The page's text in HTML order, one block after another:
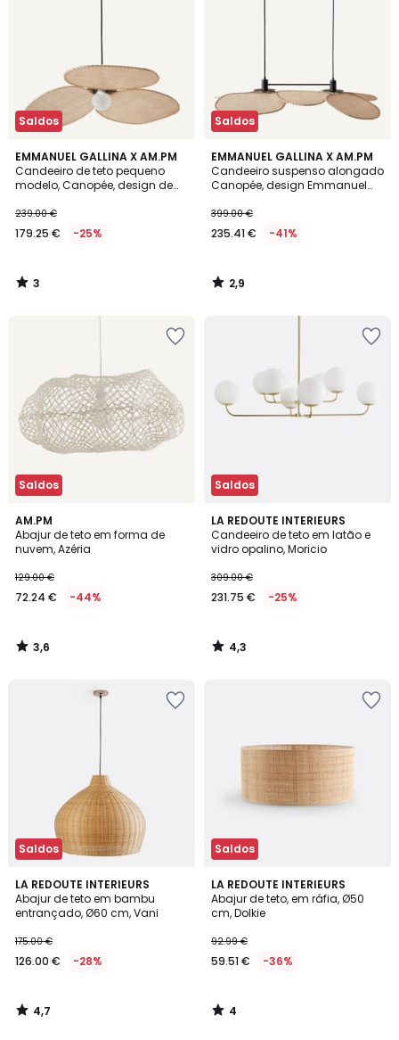
Saldos
EMMANUEL GALLINA X AM.PM
Candeeiro de teto pequeno
modelo, Canopée, design de
239.00 €
179.25 € -25%
3
/
5
3
/
Saldos
EMMANUEL GALLINA X AM.PM
Candeeiro suspenso alongado
Canopée, design Emmanuel
399.00 €
235.41 € -41%
2,9
/ 5
2,9
/
Saldos
AM.PM
Abajur de teto em forma de
nuvem, Azéria
129.00 €
72.24 € -44%
3,6
/ 5
3,6
/
Saldos
LA REDOUTE INTERIEURS
Candeeiro de teto em latão e
vidro opalino, Moricio
309.00 €
231.75 € -25%
4,3
/ 5
4,3
/
Saldos
LA REDOUTE INTERIEURS
Abajur de teto em bambu
entrançado, Ø60 cm, Vani
175.00 €
126.00 € -28%
4,7
/ 5
4,7
/
Saldos
LA REDOUTE INTERIEURS
Abajur de teto, em ráfia, Ø50
cm, Dolkie
92.99 €
59.51 € -36%
4
/
5
4
/